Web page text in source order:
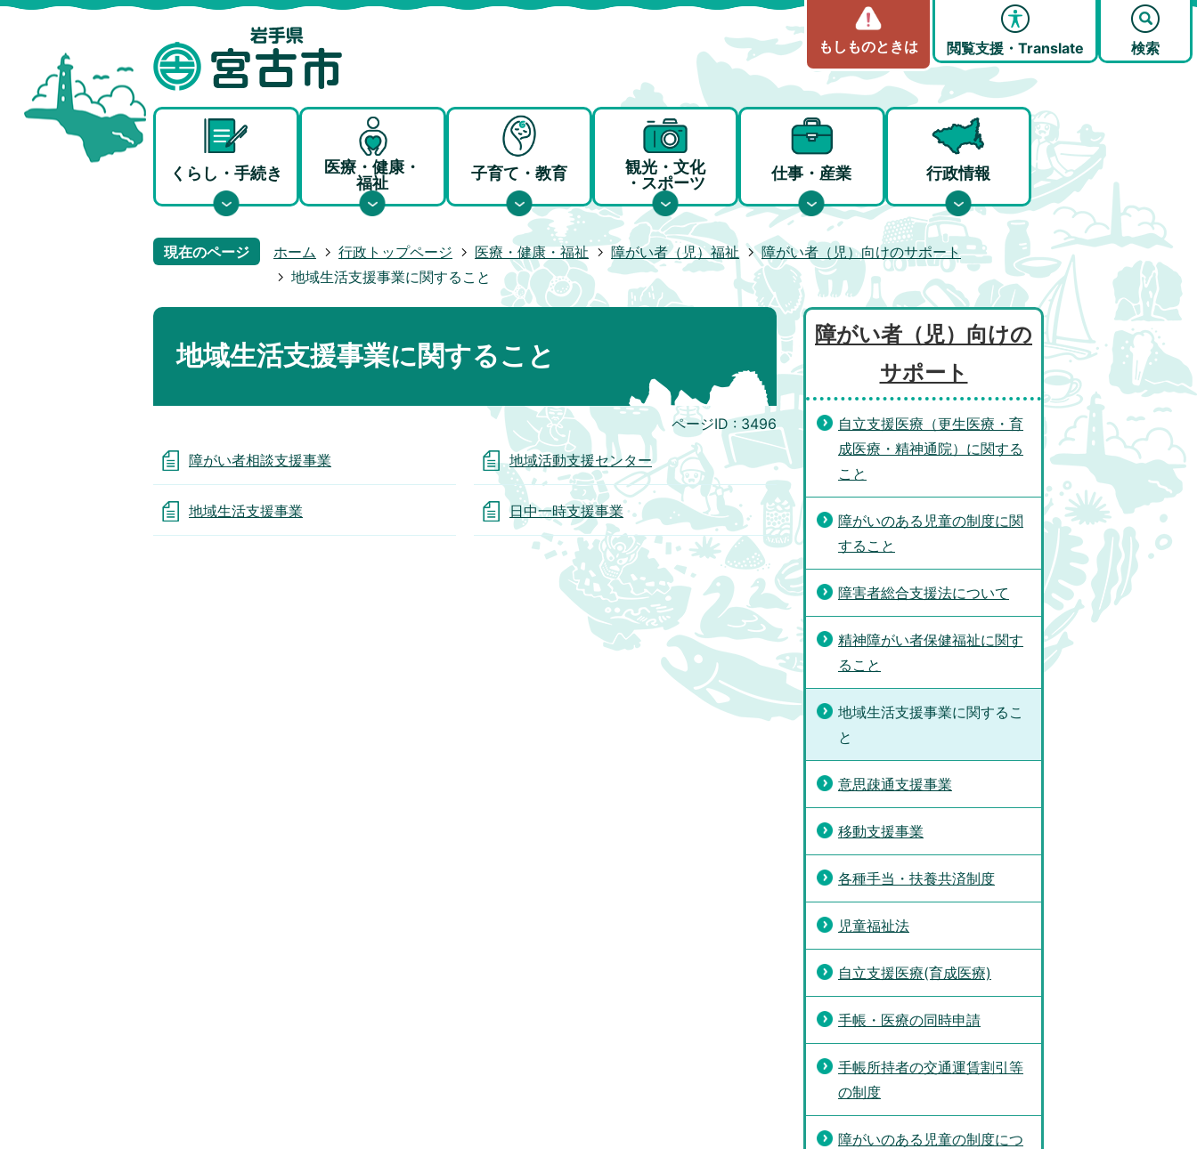
もしものときは 閲覧支援・Translate 検索
くらし・手続き
医療・健康・
福祉
子育て・教育
観光・文化
・スポーツ
仕事・産業 行政情報
現在のページ ホーム 行政トップページ 医療・健康・福祉 障がい者（児）福祉
障がい者（児）向けのサポート
地域生活支援事業に関すること
地域生活支援事業に関すること
ページID : 3496
障がい者相談支援事業 地域活動支援センター
地域生活支援事業 日中一時支援事業
障がい者（児）向けの
サポート
自立支援医療（更生医療・育
成医療・精神通院）に関する
こと
障がいのある児童の制度に関
すること
障害者総合支援法について
精神障がい者保健福祉に関す
ること
地域生活支援事業に関するこ
と
意思疎通支援事業
移動支援事業
各種手当・扶養共済制度
児童福祉法
自立支援医療(育成医療)
手帳・医療の同時申請
手帳所持者の交通運賃割引等
の制度
障がいのある児童の制度につ